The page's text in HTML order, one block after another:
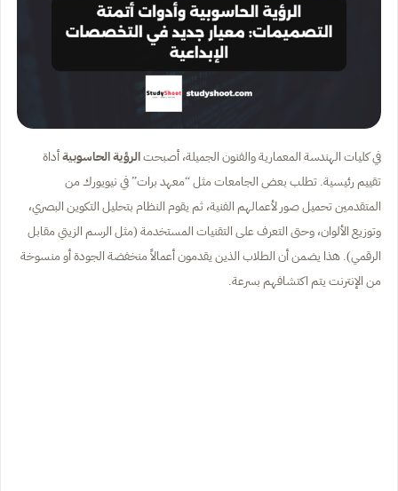
في كليات الهندسة المعمارية والفنون الجميلة، أصبحتالرؤية الحاسوبيةأداة
تقييم رئيسية. تطلب بعض الجامعات مثل “معهد برات” في نيويورك من
المتقدمين تحميل صور لأعمالهم الفنية، ثم يقوم النظام بتحليل التكوين البصري،
وتوزيع الألوان، وحتى التعرف على التقنيات المستخدمة (مثل الرسم الزيتي مقابل
الرقمي). هذا يضمن أن الطلاب الذين يقدمون أعمالاً منخفضة الجودة أو منسوخة
من الإنترنت يتم اكتشافهم بسرعة.